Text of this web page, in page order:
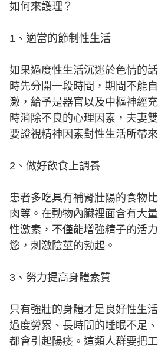
如何來護理？
1、適當的節制性生活
如果過度性生活沉迷於色情的
時先分開一段時間，期間不能
激，給予是器官以及中樞神經
時消除不良的心理因素，夫妻
要證視精神因素對性生活所帶
2、做好飲食上調養
患者多吃具有補腎壯陽的食物
肉等。在動物內臟裡面含有大
性激素，不僅能增強精子的活
慾，刺激陰莖的勃起。
3、努力提高身體素質
只有強壯的身體才是良好性生
過度勞累、長時間的睡眠不足
都會引起陽痿。這類人群要把